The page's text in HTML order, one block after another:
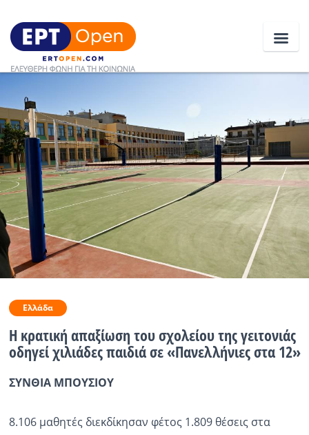
Ειδήσεις
Ελλάδα
Κοινωνία
Πολιτική
Οικονομία
Αθλητικά
Ραδιόφωνο LIVE
Εκπομπές
Ελλάδα
Η κρατική απαξίωση του σχολείου της γειτονιάς
οδηγεί χιλιάδες παιδιά σε «Πανελλήνιες στα 12»
ΣΥΝΘΙΑ ΜΠΟΥΣΙΟΥ
8.106 μαθητές διεκδίκησαν φέτος 1.809 θέσεις στα